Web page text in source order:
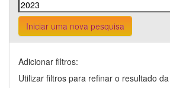
Iniciar uma nova pesquisa
Adicionar filtros:
Utilizar filtros para refinar o resultado